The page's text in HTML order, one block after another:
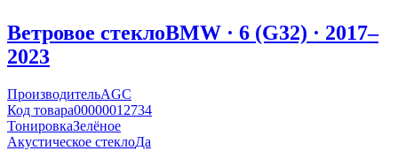
Ветровое стеклоBMW · 6 (G32) · 2017–
2023
ПроизводительAGC
Код товара00000012734
ТонировкаЗелёное
Акустическое стеклоДа